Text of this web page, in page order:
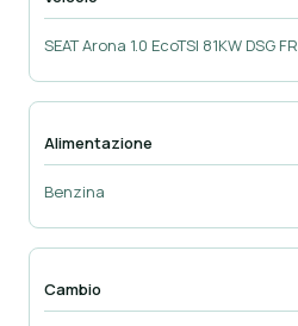
SEAT Arona 1.0 EcoTSI 81KW DSG FR
Alimentazione
Benzina
Cambio